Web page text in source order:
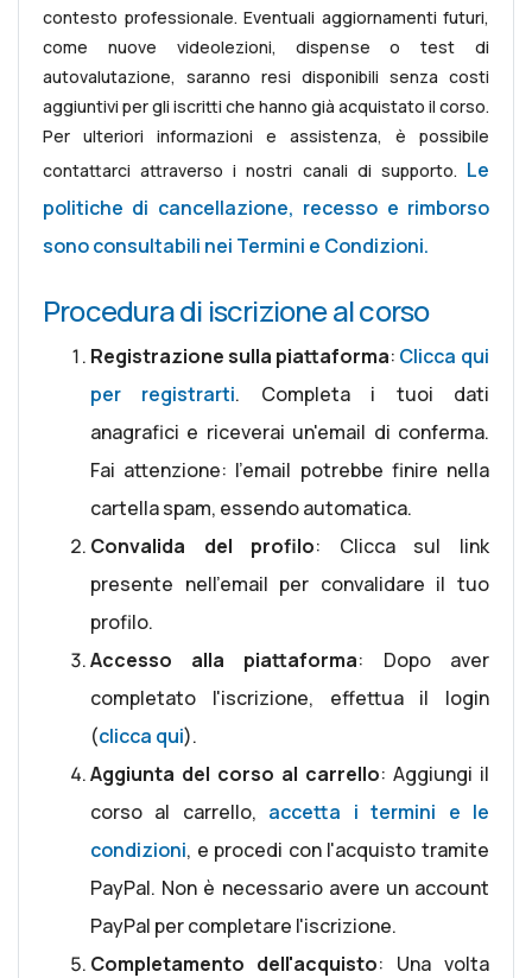
contesto professionale. Eventuali aggiornamenti futuri,
come nuove videolezioni, dispense o test di
autovalutazione, saranno resi disponibili senza costi
aggiuntivi per gli iscritti che hanno già acquistato il corso.
Per ulteriori informazioni e assistenza, è possibile
contattarci attraverso i nostri canali di supporto. Le
politiche di cancellazione, recesso e rimborso
sono consultabili nei Termini e Condizioni.
Procedura di iscrizione al corso
Registrazione sulla piattaforma: Clicca qui
per registrarti. Completa i tuoi dati
anagrafici e riceverai un'email di conferma.
Fai attenzione: l'email potrebbe finire nella
cartella spam, essendo automatica.
Convalida del profilo: Clicca sul link
presente nell'email per convalidare il tuo
profilo.
Accesso alla piattaforma: Dopo aver
completato l'iscrizione, effettua il login
(clicca qui).
Aggiunta del corso al carrello: Aggiungi il
corso al carrello, accetta i termini e le
condizioni, e procedi con l'acquisto tramite
PayPal. Non è necessario avere un account
PayPal per completare l'iscrizione.
Completamento dell'acquisto: Una volta